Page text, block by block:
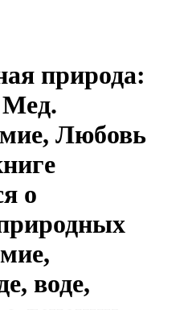
природа:
Любовь
о
воде,